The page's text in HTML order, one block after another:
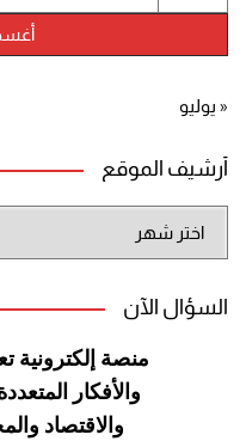
« يوليو
أرشيف الموقع
الموقع
السؤال الآن
منصة إلكترونية
والأفكار
والاقتصاد